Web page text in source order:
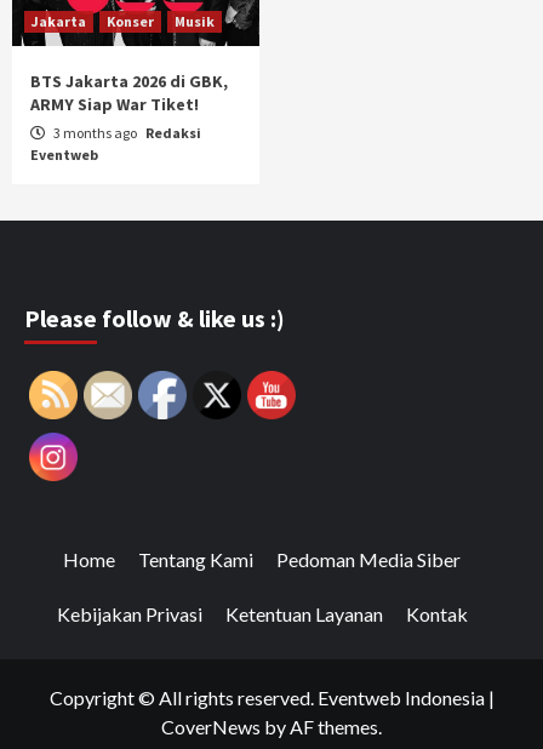
Jakarta Konser Musik
BTS Jakarta 2026 di GBK,
ARMY Siap War Tiket!
3 months ago Redaksi
Eventweb
Please follow & like us :)
Home Tentang Kami Pedoman Media Siber
Kebijakan Privasi Ketentuan Layanan Kontak
Copyright © All rights reserved. Eventweb Indonesia |
CoverNews by AF themes.